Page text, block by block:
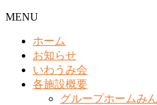
MENU
ホーム
お知らせ
いわうみ会
各施設概要
グループホームみ